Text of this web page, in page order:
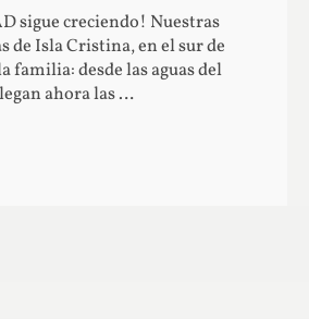
sigue creciendo! Nuestras
de Isla Cristina, en el sur de
familia: desde las aguas del
ahora las …
producto: ¡ ANCHOAS !